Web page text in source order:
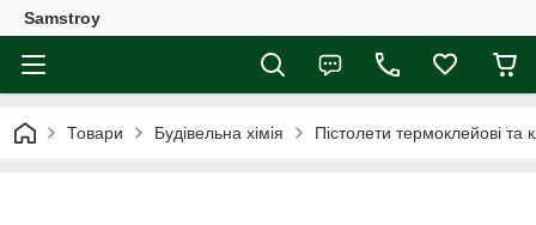
Samstroy
Товари Будівельна хімія Пістолети термоклейові та